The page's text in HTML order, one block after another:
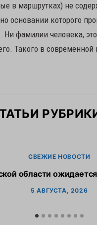
в маршрутках) не
основании которого
фамилии человека,
Такого в современной
СВЕЖИЕ НОВОСТИ
области
5 АВГУСТА, 2026